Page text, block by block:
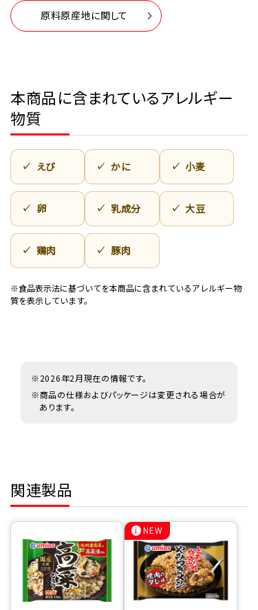
原料原産地に関して
本商品に含まれているアレルギー
物質
えび かに 小麦
卵 乳成分 大豆
鶏肉 豚肉
※食品表示法に基づいてを本商品に含まれているアレルギー物
質を表示しています。
※2026年2月現在の情報です。
※商品の仕様およびパッケージは変更される場合が
あります。
関連製品
NEW